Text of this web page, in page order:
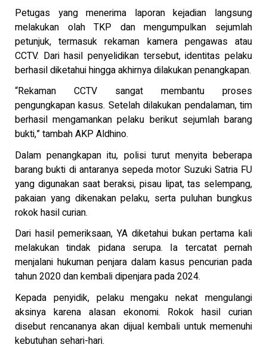
Petugas yang menerima laporan kejadian langsung
melakukan olah TKP dan mengumpulkan sejumlah
petunjuk, termasuk rekaman kamera pengawas atau
CCTV. Dari hasil penyelidikan tersebut, identitas pelaku
berhasil diketahui hingga akhirnya dilakukan penangkapan.
“Rekaman CCTV sangat membantu proses
pengungkapan kasus. Setelah dilakukan pendalaman, tim
berhasil mengamankan pelaku berikut sejumlah barang
bukti,” tambah AKP Aldhino.
Dalam penangkapan itu, polisi turut menyita beberapa
barang bukti di antaranya sepeda motor Suzuki Satria FU
yang digunakan saat beraksi, pisau lipat, tas selempang,
pakaian yang dikenakan pelaku, serta puluhan bungkus
rokok hasil curian.
Dari hasil pemeriksaan, YA diketahui bukan pertama kali
melakukan tindak pidana serupa. Ia tercatat pernah
menjalani hukuman penjara dalam kasus pencurian pada
tahun 2020 dan kembali dipenjara pada 2024.
Kepada penyidik, pelaku mengaku nekat mengulangi
aksinya karena alasan ekonomi. Rokok hasil curian
disebut rencananya akan dijual kembali untuk memenuhi
kebutuhan sehari-hari.